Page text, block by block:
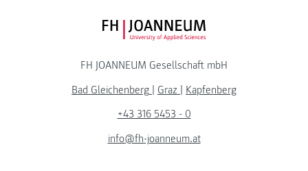
FH JOANNEUM Logo
FH JOANNEUM Gesellschaft mbH
Bad Gleichenberg | Graz | Kapfenberg
+43 316 5453 - 0
info@fh-joanneum.at